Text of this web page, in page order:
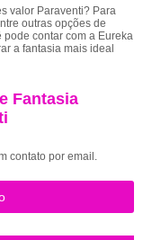
valor Paraventi? Para
outras opções de
contar com a Eureka
a fantasia mais ideal
Fantasia
contato por email.